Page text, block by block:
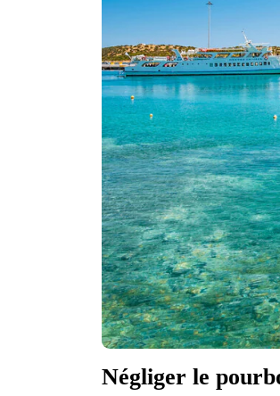
Négliger le